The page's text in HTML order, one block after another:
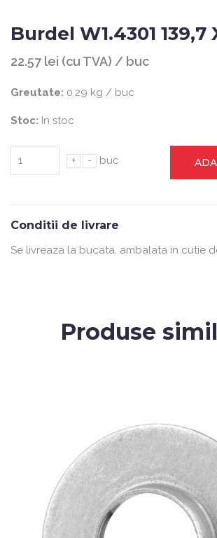
Burdel W1.4301 139,7
22.57 lei (cu TVA) / buc
Greutate: 0.29 kg / buc
Stoc: In stoc
+ - buc
Conditii de livrare
Se livreaza la bucata, ambalata in cutie
Produse